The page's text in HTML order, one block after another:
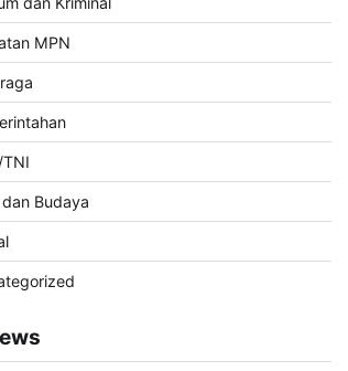
MPN
TNI
dan Budaya